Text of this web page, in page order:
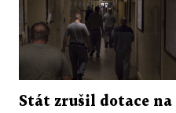
Stát zrušil dotace